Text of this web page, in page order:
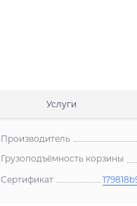
Услуги
Производитель
Грузоподъёмность корзины
Сертификат